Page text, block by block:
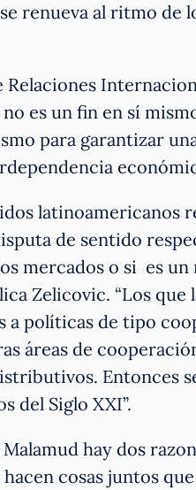
renueva al ritmo de
es un fin en sí
para garantizar
latinoamericanos
de sentido
mercados o si es
Zelicovic. “Los que
a políticas de tipo
áreas de
Entonces
del Siglo XXI”.
hay dos
cosas juntos